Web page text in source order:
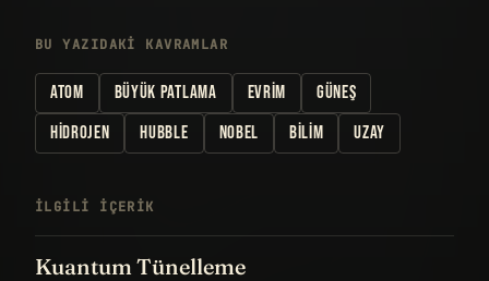
BU YAZIDAKI KAVRAMLAR
ATOM BÜYÜK PATLAMA EVRIM
GÜNEŞ
HIDROJEN
HUBBLE NOBEL BILIM UZAY
İLGILI IÇERIK
Kuantum Tünelleme